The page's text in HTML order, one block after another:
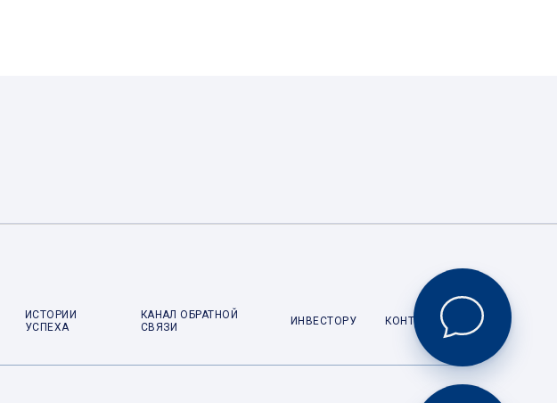
ИСТОРИИ
УСПЕХА
КАНАЛ ОБРАТНОЙ
СВЯЗИ
ИНВЕСТОРУ КОНТАКТЫ